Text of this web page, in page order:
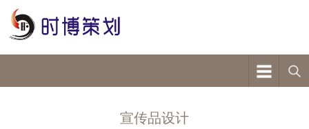
宣传品设计